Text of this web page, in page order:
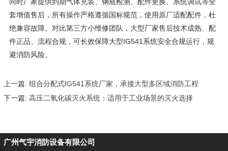
套增值售后，所有操作严格遵循国标规范，使用原厂适配配件，杜
绝兼容故障。对比第三方小维修团队，大型厂家售后技术成熟、配
件正品、流程合规，可长效保障大型IG541系统安全合规运行，规
避消防风险。
上一篇: 组合分配式IG541系统厂家，承接大型多区域消防工程
下一篇: 高压二氧化碳灭火系统：适用于工业场景的灭火选择
广州气宇消防设备有限公司